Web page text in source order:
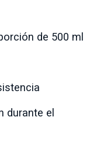
de 500 ml
durante el